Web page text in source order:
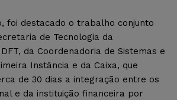
foi destacado o trabalho conjunto
de Tecnologia da
da Coordenadoria de Sistemas e
Instância e da Caixa, que
de 30 dias a integração entre os
e da instituição financeira por